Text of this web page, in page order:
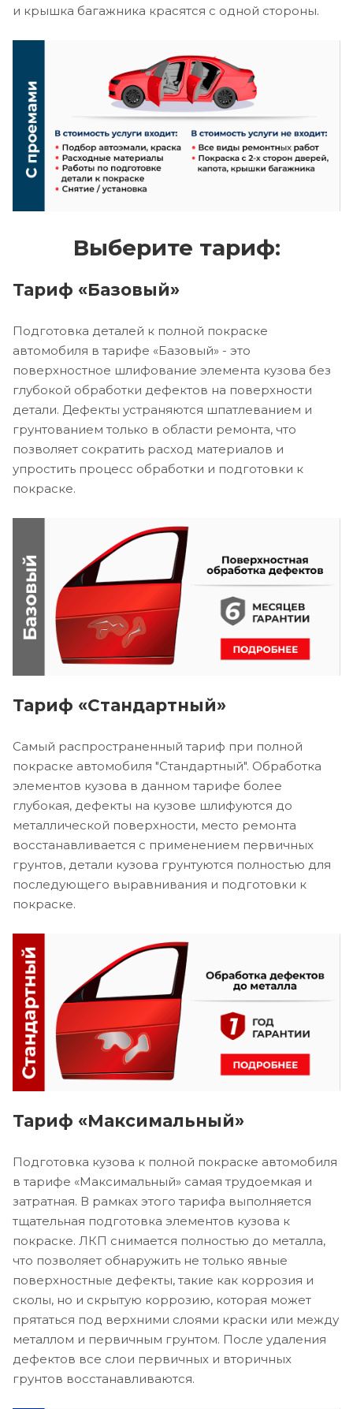
и крышка багажника красятся с одной стороны.
Выберите тариф:
Тариф «Базовый»
Подготовка деталей к полной покраске
автомобиля в тарифе «Базовый» - это
поверхностное шлифование элемента кузова без
глубокой обработки дефектов на поверхности
детали. Дефекты устраняются шпатлеванием и
грунтованием только в области ремонта, что
позволяет сократить расход материалов и
упростить процесс обработки и подготовки к
покраске.
Тариф «Стандартный»
Самый распространенный тариф при полной
покраске автомобиля "Стандартный". Обработка
элементов кузова в данном тарифе более
глубокая, дефекты на кузове шлифуются до
металлической поверхности, место ремонта
восстанавливается с применением первичных
грунтов, детали кузова грунтуются полностью для
последующего выравнивания и подготовки к
покраске.
Тариф «Максимальный»
Подготовка кузова к полной покраске автомобиля
в тарифе «Максимальный» самая трудоемкая и
затратная. В рамках этого тарифа выполняется
тщательная подготовка элементов кузова к
покраске. ЛКП снимается полностью до металла,
что позволяет обнаружить не только явные
поверхностные дефекты, такие как коррозия и
сколы, но и скрытую коррозию, которая может
прятаться под верхними слоями краски или между
металлом и первичным грунтом. После удаления
дефектов все слои первичных и вторичных
грунтов восстанавливаются.